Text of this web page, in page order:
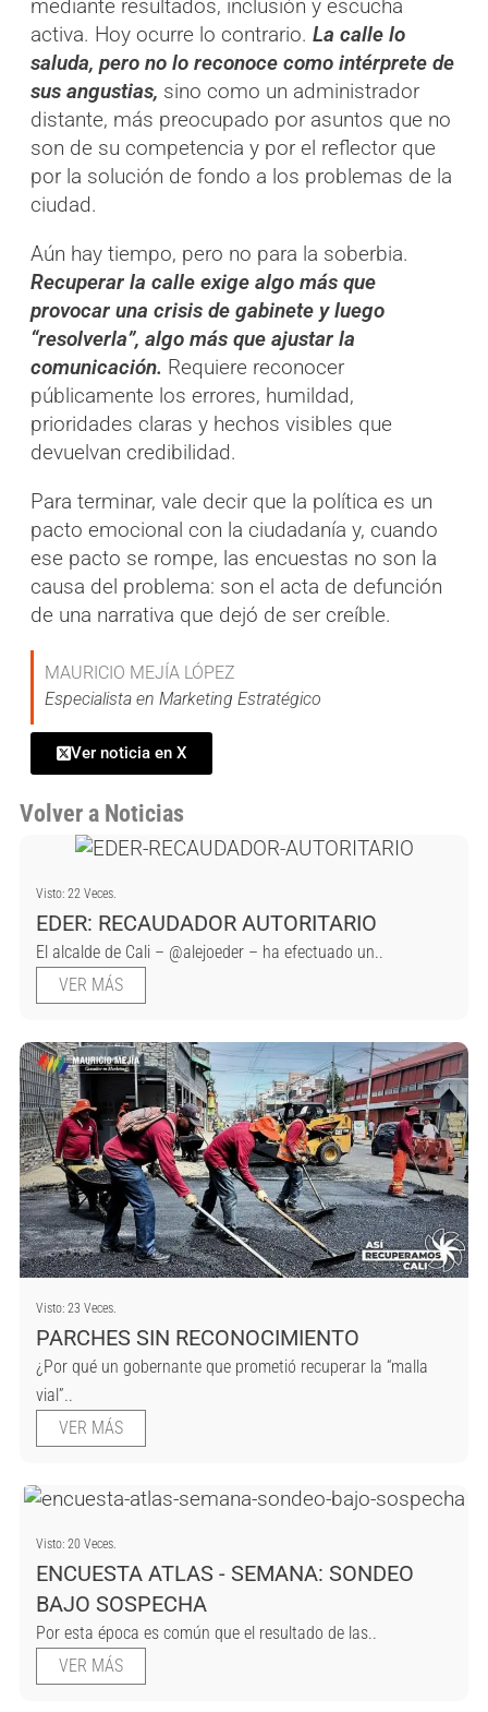
mediante resultados, inclusión y escucha
activa. Hoy ocurre lo contrario. La calle lo
saluda, pero no lo reconoce como intérprete de
sus angustias, sino como un administrador
distante, más preocupado por asuntos que no
son de su competencia y por el reflector que
por la solución de fondo a los problemas de la
ciudad.
Aún hay tiempo, pero no para la soberbia.
Recuperar la calle exige algo más que
provocar una crisis de gabinete y luego
“resolverla”, algo más que ajustar la
comunicación. Requiere reconocer
públicamente los errores, humildad,
prioridades claras y hechos visibles que
devuelvan credibilidad.
Para terminar, vale decir que la política es un
pacto emocional con la ciudadanía y, cuando
ese pacto se rompe, las encuestas no son la
causa del problema: son el acta de defunción
de una narrativa que dejó de ser creíble.
MAURICIO MEJÍA LÓPEZ
Especialista en Marketing Estratégico
Ver noticia en X
Volver a Noticias
Visto: 22 Veces.
EDER: RECAUDADOR AUTORITARIO
El alcalde de Cali – @alejoeder – ha efectuado un..
VER MÁS
Visto: 23 Veces.
PARCHES SIN RECONOCIMIENTO
¿Por qué un gobernante que prometió recuperar la “malla
vial”..
VER MÁS
Visto: 20 Veces.
ENCUESTA ATLAS - SEMANA: SONDEO
BAJO SOSPECHA
Por esta época es común que el resultado de las..
VER MÁS